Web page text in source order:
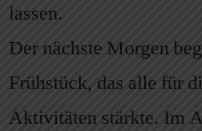
lassen.
Der nächste Morgen
Frühstück, das alle für
Aktivitäten stärkte. Im